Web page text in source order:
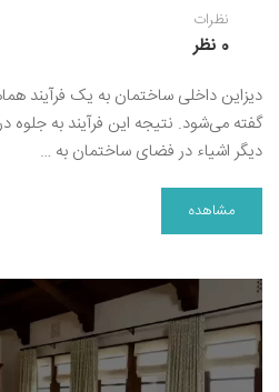
نقاشی مینیاتور(نگارگری)
نظرات
0 نظر
دیزاین داخلی ساختمان به یک فرآیند
گفته می‌شود. نتیجه این فرآیند به جلوه
دیگر اشیاء در فضای ساختمان به …
مشاهده